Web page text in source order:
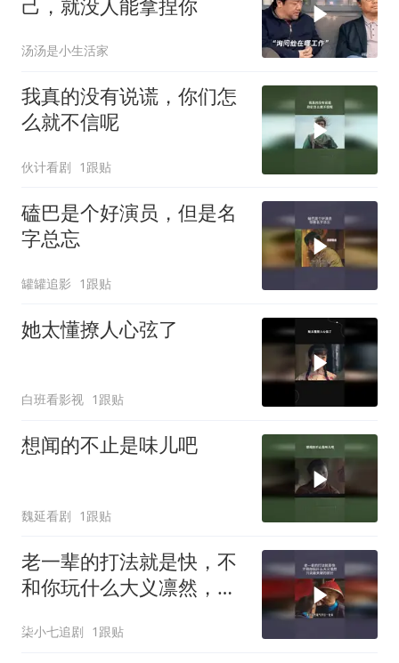
己，就没人能拿捏你
汤汤是小生活家
我真的没有说谎，你们怎
么就不信呢
伙计看剧 1跟贴
磕巴是个好演员，但是名
字总忘
罐罐追影 1跟贴
她太懂撩人心弦了
白班看影视 1跟贴
想闻的不止是味儿吧
魏延看剧 1跟贴
老一辈的打法就是快，不
和你玩什么大义凛然，只
柒小七追剧 1跟贴